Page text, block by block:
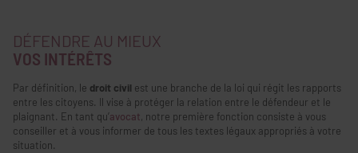
DÉFENDRE AU MIEUX
VOS INTÉRÊTS
Par définition, le droit civil est une branche de la loi qui régit les rapports
entre les citoyens. Il vise à protéger la relation entre le défendeur et le
plaignant. En tant qu’avocat, notre première fonction consiste à vous
conseiller et à vous informer de tous les textes légaux appropriés à votre
situation.